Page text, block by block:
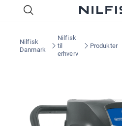
Nilfisk
Danmark
Nilfisk
til
erhverv
Produkter